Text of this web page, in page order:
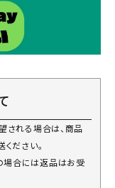
される場合は、商品
ださい。
場合には返品はお受